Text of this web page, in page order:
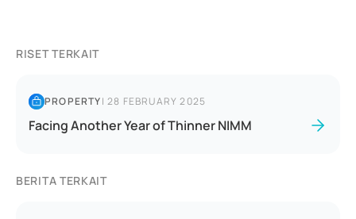
RISET TERKAIT
PROPERTY|28 FEBRUARY 2025
Facing Another Year of Thinner NIMM
BERITA TERKAIT